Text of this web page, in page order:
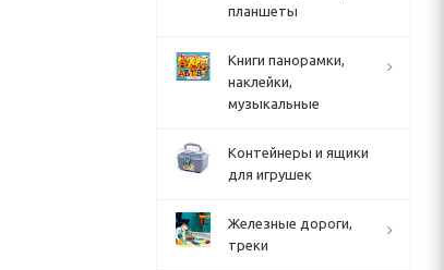
планшеты
Книги панорамки,
наклейки,
музыкальные
Контейнеры и ящики
для игрушек
Железные дороги,
треки